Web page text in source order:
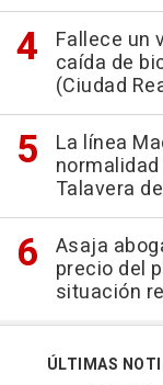
Fallece un
caída de
(Ciudad
La línea
Talavera
Asaja
precio del
situación
ÚLTIMAS